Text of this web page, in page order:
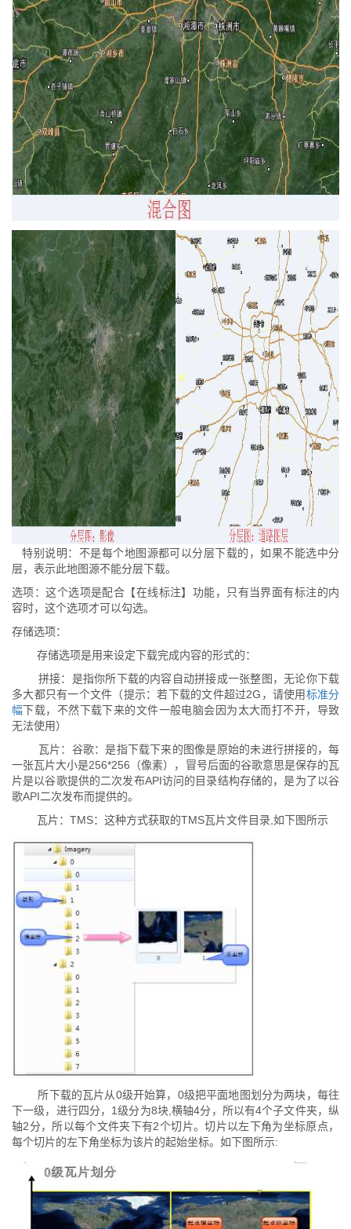
特别说明：不是每个地图源都可以分层下载的，如果不能选中分
层，表示此地图源不能分层下载。
选项：这个选项是配合【在线标注】功能，只有当界面有标注的内
容时，这个选项才可以勾选。
存储选项：
存储选项是用来设定下载完成内容的形式的：
拼接：是指你所下载的内容自动拼接成一张整图，无论你下载
多大都只有一个文件（提示：若下载的文件超过2G，请使用标准分
幅下载，不然下载下来的文件一般电脑会因为太大而打不开，导致
无法使用）
瓦片：谷歌：是指下载下来的图像是原始的未进行拼接的，每
一张瓦片大小是256*256（像素），冒号后面的谷歌意思是保存的瓦
片是以谷歌提供的二次发布API访问的目录结构存储的，是为了以谷
歌API二次发布而提供的。
瓦片：TMS：这种方式获取的TMS瓦片文件目录,如下图所示
所下载的瓦片从0级开始算，0级把平面地图划分为两块，每往
下一级，进行四分，1级分为8块,横轴4分，所以有4个子文件夹，纵
轴2分，所以每个文件夹下有2个切片。切片以左下角为坐标原点，
每个切片的左下角坐标为该片的起始坐标。如下图所示: